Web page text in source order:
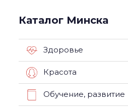
Каталог Минска
Здоровье
Красота
Обучение, развитие